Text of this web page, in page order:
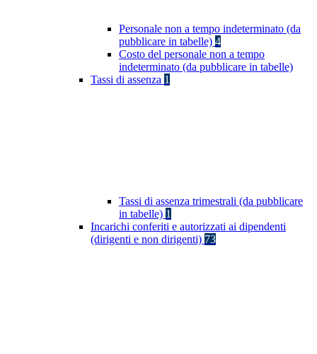
Personale non a tempo indeterminato (da
pubblicare in tabelle) 4
Costo del personale non a tempo
indeterminato (da pubblicare in tabelle)
Tassi di assenza 1
Tassi di assenza trimestrali (da pubblicare
in tabelle) 1
Incarichi conferiti e autorizzati ai dipendenti
(dirigenti e non dirigenti) 73